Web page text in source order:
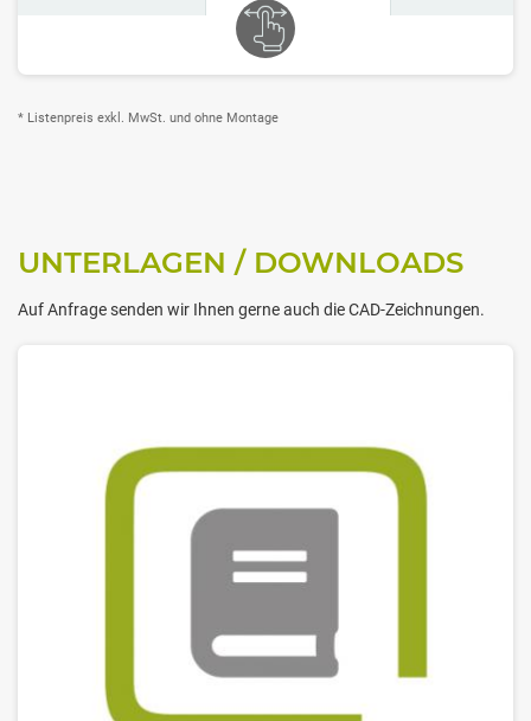
* Listenpreis exkl. MwSt. und ohne Montage
UNTERLAGEN / DOWNLOADS
Auf Anfrage senden wir Ihnen gerne auch die CAD-Zeichnungen.